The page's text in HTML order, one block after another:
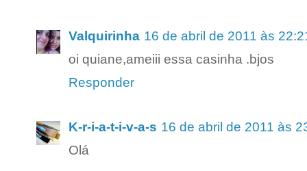
Valquirinha 16 de abril de 2011 às
oi quiane,ameiii essa casinha .bjos
Responder
K-r-i-a-t-i-v-a-s 16 de abril de 2011 às
Olá